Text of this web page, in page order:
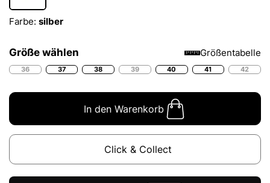
Farbe: silber
Größe wählen Größentabelle
36 37 38 39 40 41 42
In den Warenkorb
Click & Collect